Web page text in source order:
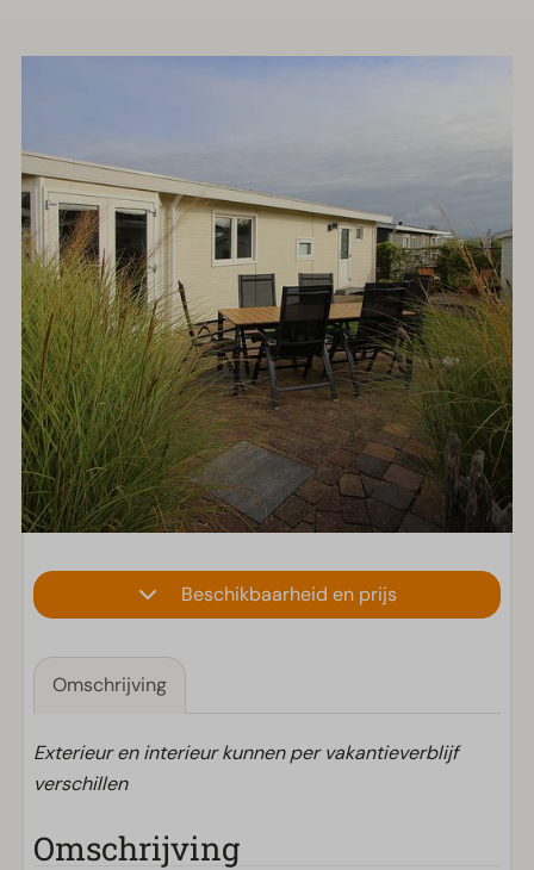
Beschikbaarheid en prijs
Omschrijving
Exterieur en interieur kunnen per vakantieverblijf
verschillen
Omschrijving